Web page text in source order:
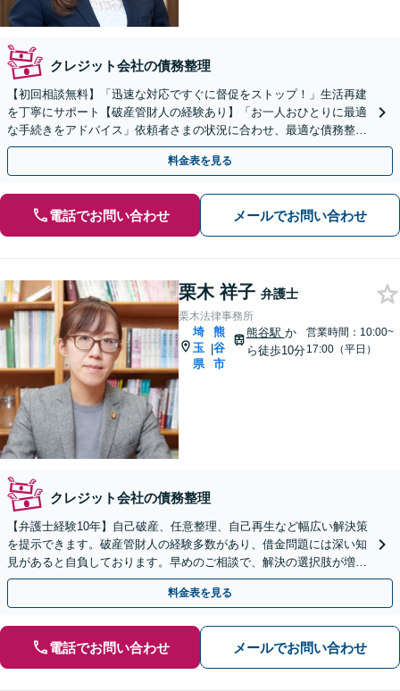
クレジット会社の債務整理
【初回相談無料】「迅速な対応ですぐに督促をストップ！」生活再建
を丁寧にサポート【破産管財人の経験あり】「お一人おひとりに最適
な手続きをアドバイス」依頼者さまの状況に合わせ、最適な債務整理
手段をご提案いたします【完全個室相談】
料金表を見る
電話でお問い合わせ メールでお問い合わせ
栗木 祥子 弁護士
栗木法律事務所
埼
玉
県
|
熊
谷
市
熊谷駅 か
ら徒歩10分
営業時間：10:00~
17:00（平日）
クレジット会社の債務整理
【弁護士経験10年】自己破産、任意整理、自己再生など幅広い解決策
を提示できます。破産管財人の経験多数があり、借金問題には深い知
見があると自負しております。早めのご相談で、解決の選択肢が増え
ます。返済が滞ったらすぐにご相談ください
料金表を見る
電話でお問い合わせ メールでお問い合わせ